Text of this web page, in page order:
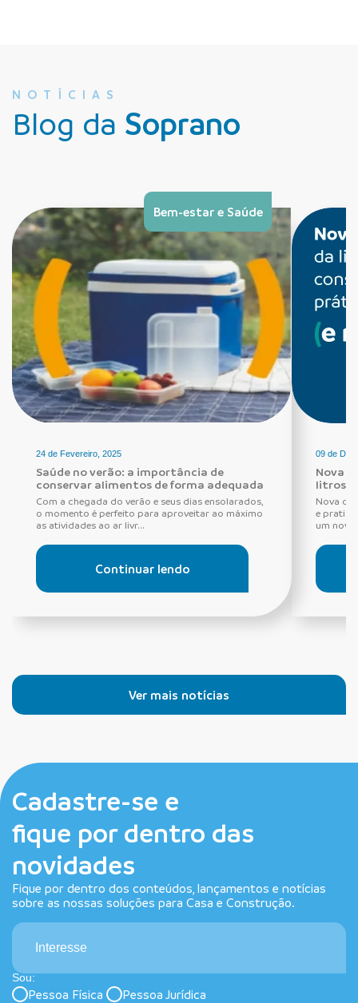
NOTÍCIAS
Blog da Soprano
Bem-estar e Saúde
24 de Fevereiro, 2025
Saúde no verão: a importância de
conservar alimentos de forma adequada
Com a chegada do verão e seus dias ensolarados,
o momento é perfeito para aproveitar ao máximo
as atividades ao ar livr...
Continuar lendo
09 de
Nova
litros
Nova
e
um novo
Ver mais notícias
Cadastre-se e
fique por dentro das
novidades
Fique por dentro dos conteúdos, lançamentos e notícias
sobre as nossas soluções para Casa e Construção.
Interesse
Sou:
Pessoa Física Pessoa Jurídica